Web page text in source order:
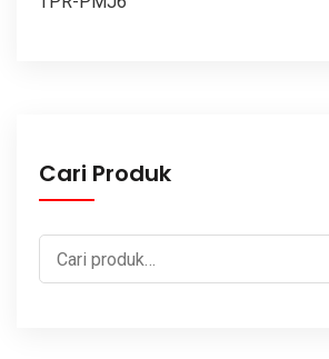
Cari Produk
Pencarian
untuk: